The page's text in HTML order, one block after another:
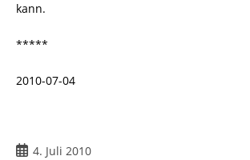
kann.
*****
2010-07-04
Beitrag
4. Juli 2010